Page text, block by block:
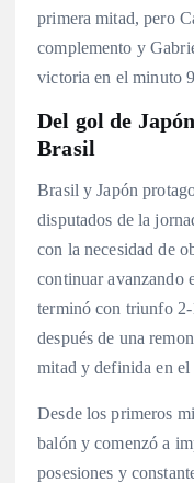
primera mitad, pero
complemento y
victoria en el minuto
Del gol de
Brasil
Brasil y Japón
disputados de la
con la necesidad de
continuar avanzando
terminó con triunfo
después de una
mitad y definida en
Desde los primeros
balón y comenzó a
posesiones y